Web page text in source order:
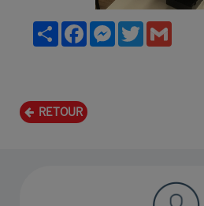
PartagerFacebookMessenger
Twitter
RETOUR